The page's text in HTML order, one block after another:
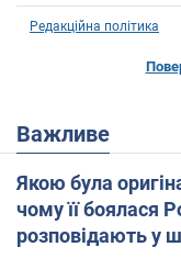
Редакційна політика
Важливе
Якою була
чому її боялася
розповідають у